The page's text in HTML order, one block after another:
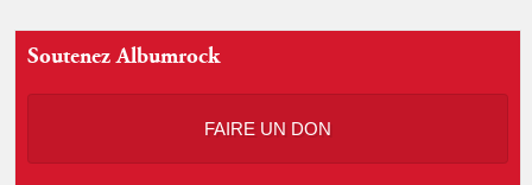
Soutenez Albumrock
FAIRE UN DON